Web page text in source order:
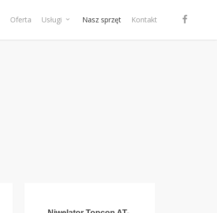
Oferta Usługi Nasz sprzęt Kontakt facebook